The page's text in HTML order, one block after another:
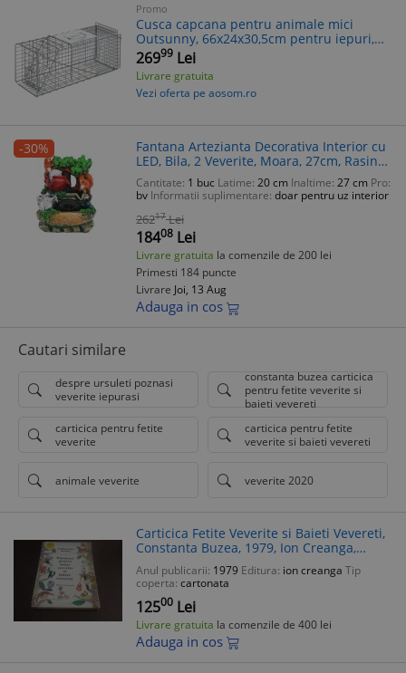
Promo
Cusca capcana pentru animale mici
Outsunny, 66x24x30,5cm pentru iepuri,
veverite, nurci, argintie | Aosom Romania
26999 Lei
Livrare gratuita
Vezi oferta pe aosom.ro
-30%
Fantana Artezianta Decorativa Interior cu
LED, Bila, 2 Veverite, Moara, 27cm, Rasina,
Multicolor, Feng Shui
Cantitate: 1 buc Latime: 20 cm Inaltime: 27 cm Pro:
bv Informatii suplimentare: doar pentru uz interior
26217 Lei
18408 Lei
Livrare gratuita la comenzile de 200 lei
Primesti 184 puncte
Livrare Joi, 13 Aug
Adauga in cos
Cautari similare
despre ursuleti poznasi
veverite iepurasi
constanta buzea carticica
pentru fetite veverite si
baieti vevereti
carticica pentru fetite
veverite
carticica pentru fetite
veverite si baieti vevereti
animale veverite veverite 2020
Carticica Fetite Veverite si Baieti Vevereti,
Constanta Buzea, 1979, Ion Creanga,
Ilustratii Clarette Wachtel, Copii, Poezie
Anul publicarii: 1979 Editura: ion creanga Tip
coperta: cartonata
12500 Lei
Livrare gratuita la comenzile de 400 lei
Adauga in cos